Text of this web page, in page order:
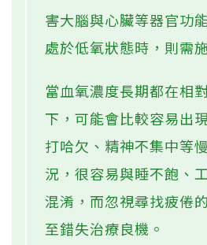
害大腦與心臟等器官功
處於低氧狀態時，則需
當血氧濃度長期都在相
下，可能會比較容易出
打哈欠、精神不集中等
況，很容易與睡不飽、
混淆，而忽視尋找疲倦
至錯失治療良機。